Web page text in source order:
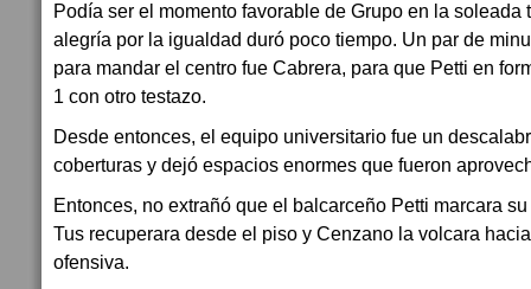
Podía ser el momento favorable de Grupo en la soleada
alegría por la igualdad duró poco tiempo. Un par de
para mandar el centro fue Cabrera, para que Petti en
1 con otro testazo.
Desde entonces, el equipo universitario fue un
coberturas y dejó espacios enormes que fueron
Entonces, no extrañó que el balcarceño Petti marcara
Tus recuperara desde el piso y Cenzano la volcara
ofensiva.